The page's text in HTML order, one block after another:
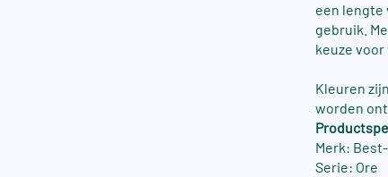
een lengte
gebruik.
keuze
Kleuren
worden
Merk:
Serie: Ore